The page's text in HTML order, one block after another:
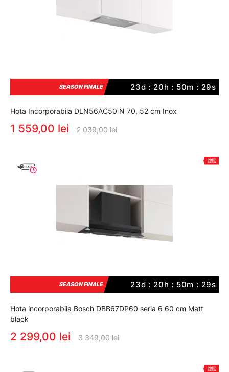
SEASON FINALE 23d : 20h : 50m : 29s
Hota Incorporabila DLN56AC50 N 70, 52 cm Inox
1 559,00 lei 2 039,00 lei
SEASON FINALE 23d : 20h : 50m : 29s
Hota incorporabila Bosch DBB67DP60 seria 6 60 cm Matt
black
2 299,00 lei 3 349,00 lei